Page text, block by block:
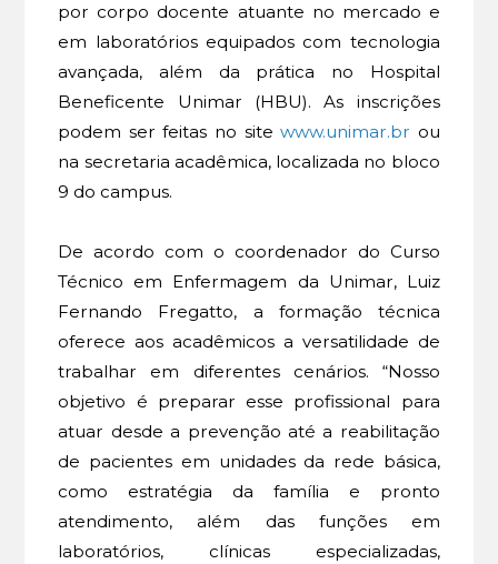
por corpo docente atuante no mercado e
em laboratórios equipados com tecnologia
avançada, além da prática no Hospital
Beneficente Unimar (HBU). As inscrições
podem ser feitas no sitewww.unimar.br ou
na secretaria acadêmica, localizada no bloco
9 do campus.
De acordo com o coordenador do Curso
Técnico em Enfermagem da Unimar, Luiz
Fernando Fregatto, a formação técnica
oferece aos acadêmicos a versatilidade de
trabalhar em diferentes cenários. “Nosso
objetivo é preparar esse profissional para
atuar desde a prevenção até a reabilitação
de pacientes em unidades da rede básica,
como estratégia da família e pronto
atendimento, além das funções em
laboratórios, clínicas especializadas,